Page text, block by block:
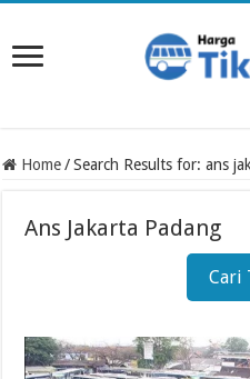
Home / Search Results for: ans
Ans Jakarta Padang
Cari